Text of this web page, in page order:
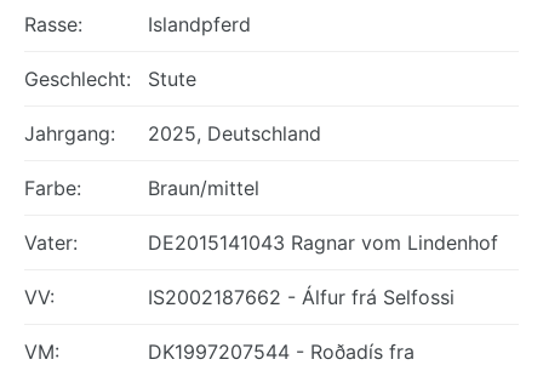
Rasse:
Islandpferd
Geschlecht: Stute
Jahrgang: 2025, Deutschland
Farbe: Braun/mittel
Vater: DE2015141043 Ragnar vom Lindenhof
VV: IS2002187662 - Álfur frá Selfossi
VM:
DK1997207544 - Roðadís fra